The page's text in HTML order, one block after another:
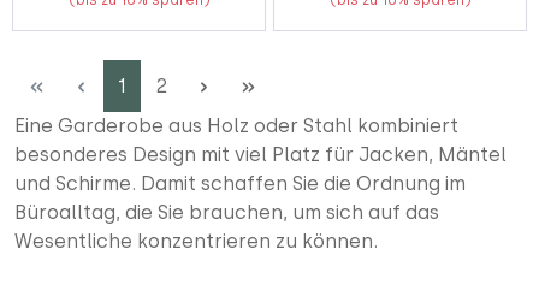
Seite
1 Seite
2
Eine Garderobe aus Holz oder Stahl kombiniert
besonderes Design mit viel Platz für Jacken, Mäntel
und Schirme. Damit schaffen Sie die Ordnung im
Büroalltag, die Sie brauchen, um sich auf das
Wesentliche konzentrieren zu können.